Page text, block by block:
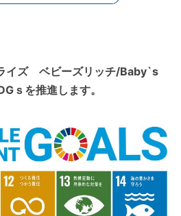
イズ ベビーズリッチ/Baby`s
ｓを推進します。